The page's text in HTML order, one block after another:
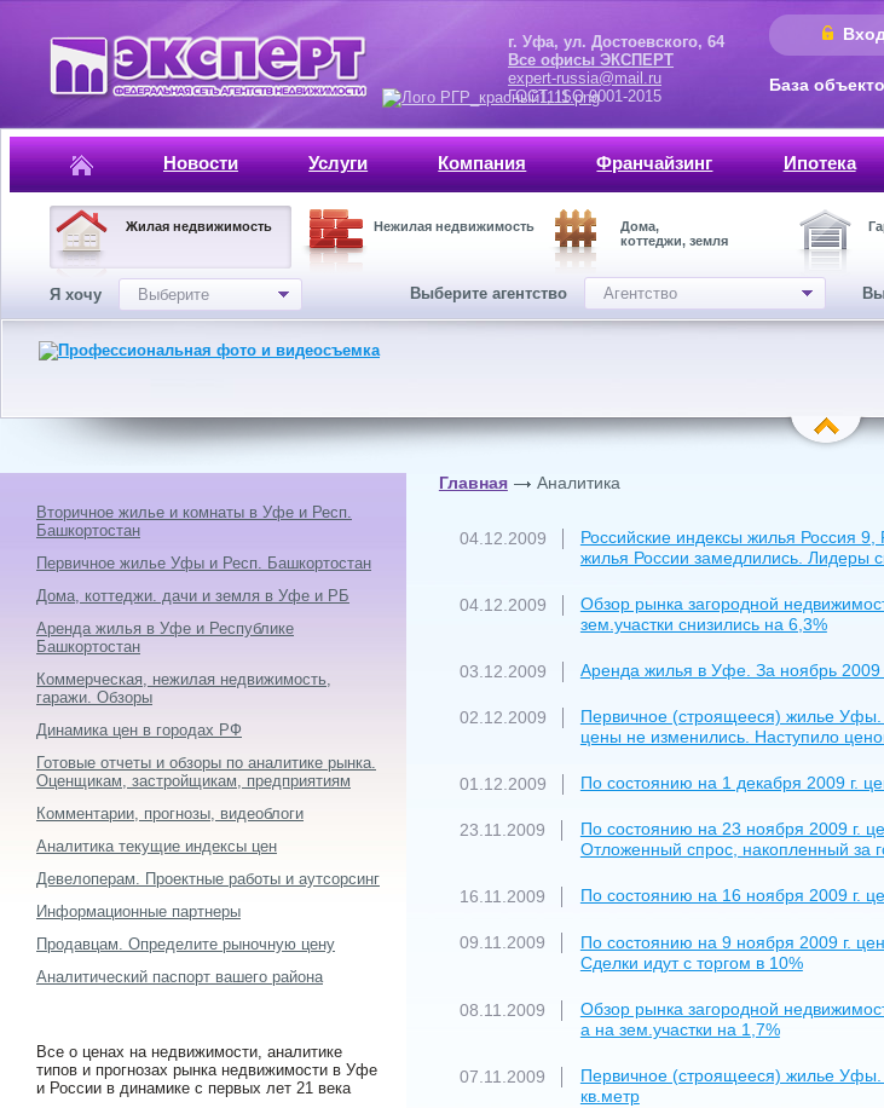
г. Уфа, ул. Достоевского, 64
Все офисы ЭКСПЕРТ
expert-russia@mail.ru
ГОСТ, ISO 9001-2015
База
Новости Услуги Компания Франчайзинг Ипотека
Жилая недвижимость Нежилая недвижимость
Дома,
коттеджи, земля
Я хочу Выберите Выберите агентство Агентство
Главная Аналитика
04.12.2009
Российские индексы жилья Россия
жилья России замедлились. Лидеры
04.12.2009
Обзор рынка загородной
зем.участки снизились на 6,3%
03.12.2009 Аренда жилья в Уфе. За ноябрь 2009
02.12.2009
Первичное (строящееся) жилье Уфы.
цены не изменились. Наступило
01.12.2009 По состоянию на 1 декабря 2009 г.
23.11.2009
По состоянию на 23 ноября 2009 г.
Отложенный спрос, накопленный за
16.11.2009 По состоянию на 16 ноября 2009 г.
09.11.2009
По состоянию на 9 ноября 2009 г.
Сделки идут с торгом в 10%
08.11.2009
Обзор рынка загородной
а на зем.участки на 1,7%
07.11.2009
Первичное (строящееся) жилье Уфы.
кв.метр
Вторичное жилье и комнаты в Уфе и Респ.
Башкортостан
Первичное жилье Уфы и Респ. Башкортостан
Дома, коттеджи. дачи и земля в Уфе и РБ
Аренда жилья в Уфе и Республике
Башкортостан
Коммерческая, нежилая недвижимость,
гаражи. Обзоры
Динамика цен в городах РФ
Готовые отчеты и обзоры по аналитике рынка.
Оценщикам, застройщикам, предприятиям
Комментарии, прогнозы, видеоблоги
Аналитика текущие индексы цен
Девелоперам. Проектные работы и аутсорсинг
Информационные партнеры
Продавцам. Определите рыночную цену
Аналитический паспорт вашего района
Все о ценах на недвижимости, аналитике
типов и прогнозах рынка недвижимости в Уфе
и России в динамике с первых лет 21 века